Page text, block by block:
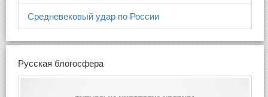
Средневековый удар по России
Русская блогосфера